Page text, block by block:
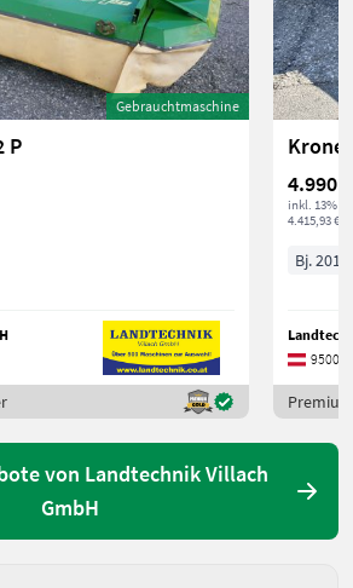
Gebrauchtmaschine
P
Krone
4.990 €
inkl. 13%
4.415,93 €
Bj. 2011
9500
von Landtechnik Villach
GmbH